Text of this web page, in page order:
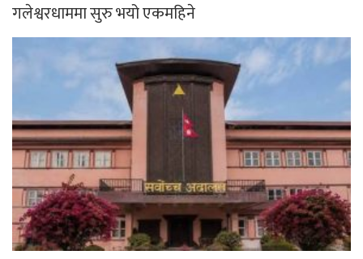
गलेश्वरधाममा सुरु भयो एकमहिने